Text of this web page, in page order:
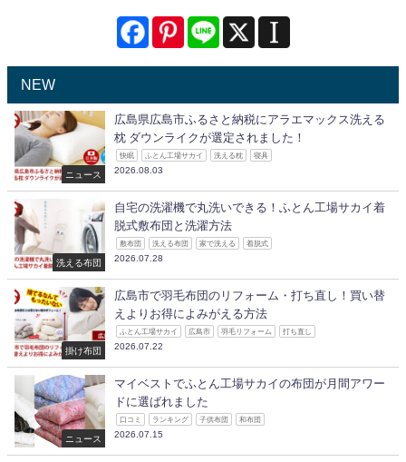
NEW
ニュース
広島県広島市ふるさと納税にアラエマックス洗える
枕 ダウンライクが選定されました！
快眠 ふとん工場サカイ 洗える枕 寝具
2026.08.03
洗える布団
自宅の洗濯機で丸洗いできる！ふとん工場サカイ着
脱式敷布団と洗濯方法
敷布団 洗える布団 家で洗える 着脱式
2026.07.28
掛け布団
広島市で羽毛布団のリフォーム・打ち直し！買い替
えよりお得によみがえる方法
ふとん工場サカイ 広島市 羽毛リフォーム 打ち直し
2026.07.22
ニュース
マイベストでふとん工場サカイの布団が月間アワー
ドに選ばれました
口コミ ランキング 子供布団 和布団
2026.07.15